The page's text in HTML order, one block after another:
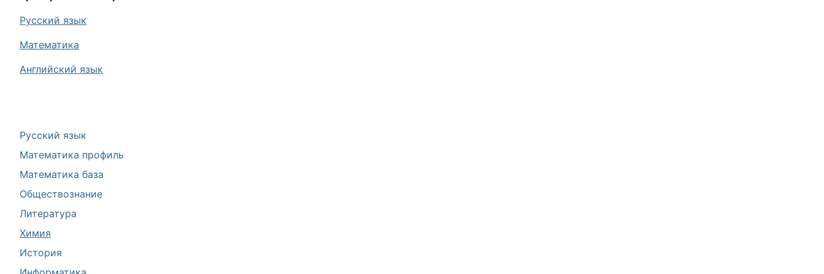
Русский язык
Математика профиль
Математика база
Обществознание
Литература
Химия
История
Русский язык
Математика
Английский язык